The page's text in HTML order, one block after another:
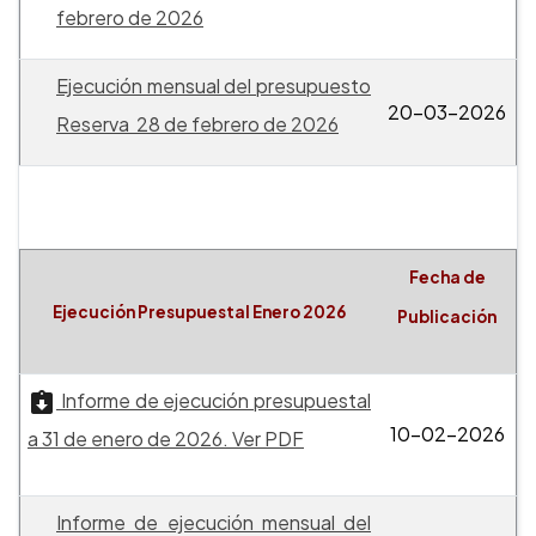
febrero de 2026
Ejecución mensual del presupuesto
Reserva 28 de febrero de 2026
20-03-2026
Ejecución Presupuestal Enero 2026
Fecha de
Publicación
Informe de ejecución presupuestal
a 31 de enero de 2026. Ver PDF
10-02-2026
Informe de ejecución mensual del